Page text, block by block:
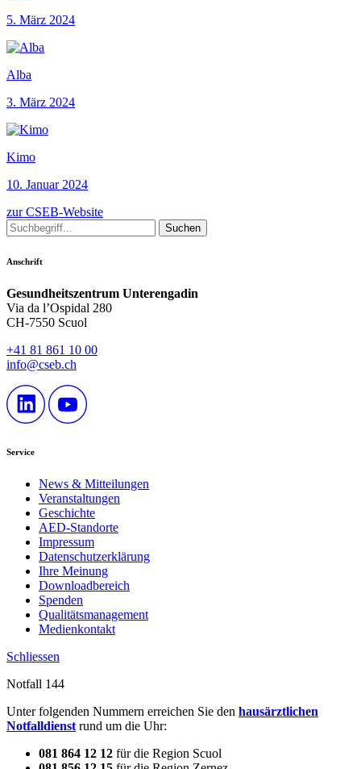
5. März 2024
Alba
3. März 2024
Kimo
10. Januar 2024
zur CSEB-Website
Anschrift
Gesundheitszentrum Unterengadin
Via da l’Ospidal 280
CH-7550 Scuol
+41 81 861 10 00
info@cseb.ch
Service
News & Mitteilungen
Veranstaltungen
Geschichte
AED-Standorte
Impressum
Datenschutzerklärung
Ihre Meinung
Downloadbereich
Spenden
Qualitätsmanagement
Medienkontakt
Schliessen
Notfall 144
Unter folgenden Nummern erreichen Sie den hausärztlichen
Notfalldienst rund um die Uhr:
081 864 12 12 für die Region Scuol